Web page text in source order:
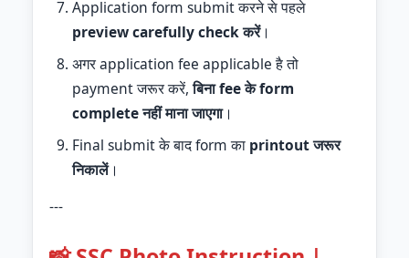
Application form submit करने से पहले
preview carefully check करें।
अगर application fee applicable है तो
payment जरूर करें,बिना fee के form
complete नहीं माना जाएगा।
Final submit के बाद form का printout जरूर
निकालें।
---